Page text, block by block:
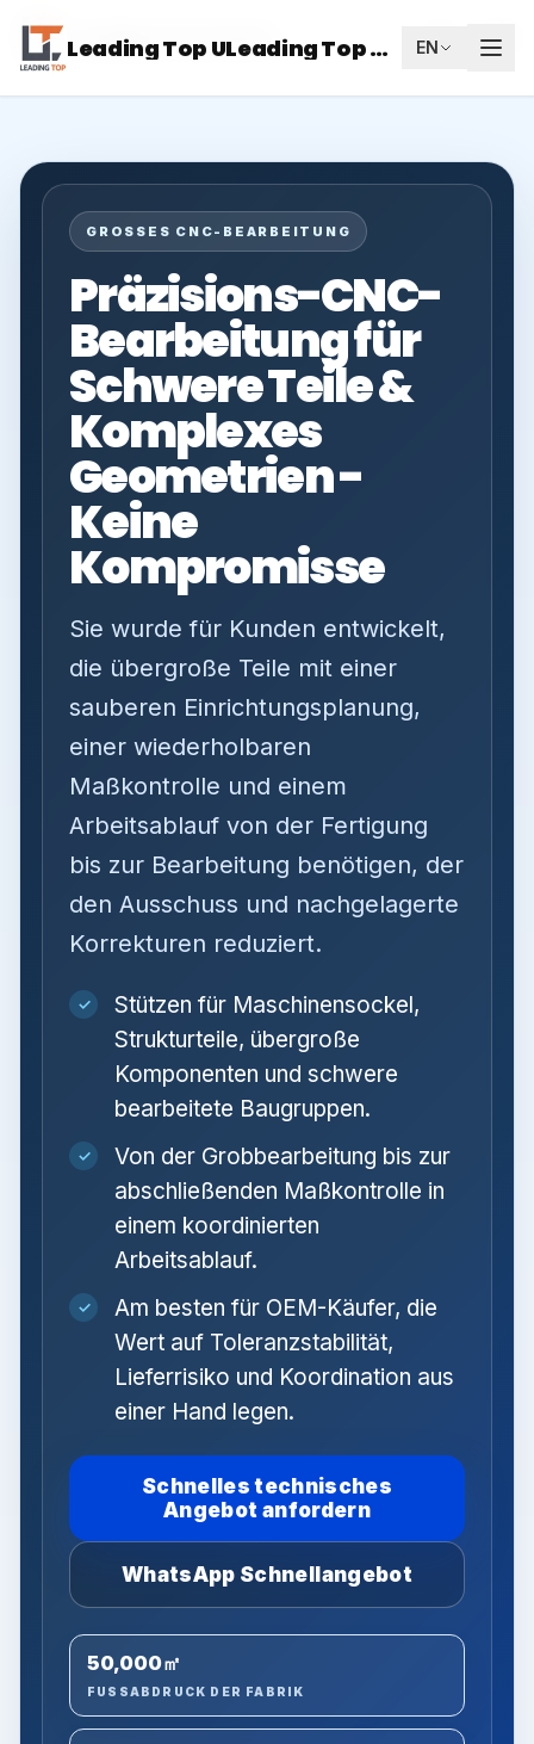
Leading Top Union DE
Leading Top ULeading Top Union EN
GROSSES CNC-BEARBEITUNG
Präzisions-CNC-
Bearbeitung für
Schwere Teile &
Komplexes
Geometrien -
Keine
Kompromisse
Sie wurde für Kunden entwickelt,
die übergroße Teile mit einer
sauberen Einrichtungsplanung,
einer wiederholbaren
Maßkontrolle und einem
Arbeitsablauf von der Fertigung
bis zur Bearbeitung benötigen, der
den Ausschuss und nachgelagerte
Korrekturen reduziert.
✓
Stützen für Maschinensockel,
Strukturteile, übergroße
Komponenten und schwere
bearbeitete Baugruppen.
✓
Von der Grobbearbeitung bis zur
abschließenden Maßkontrolle in
einem koordinierten
Arbeitsablauf.
✓
Am besten für OEM-Käufer, die
Wert auf Toleranzstabilität,
Lieferrisiko und Koordination aus
einer Hand legen.
Schnelles technisches
Angebot anfordern
WhatsApp Schnellangebot
50,000㎡
FUSSABDRUCK DER FABRIK